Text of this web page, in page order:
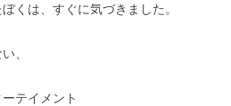
くは、すぐに気づきました。
、
テイメント